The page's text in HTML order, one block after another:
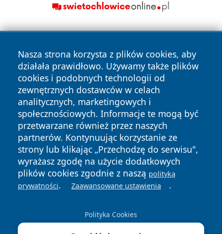
Nasza strona korzysta z plików cookies, aby
działała prawidłowo. Używamy także plików
cookies i podobnych technologii od
zewnętrznych dostawców w celach
analitycznych, marketingowych i
społecznościowych. Informacje te mogą być
przetwarzane również przez naszych
partnerów. Kontynuując korzystanie ze
strony lub klikając „Przechodzę do serwisu",
wyrażasz zgodę na użycie dodatkowych
plików cookies zgodnie z naszą polityką
prywatności. Zaawansowane ustawienia .
Polityka Cookies
Copyright © 2026 wiadomosciplock.pl Wszystkie prawa
zastrzeżone.
News Autorzy
Polityka
Prywatności
Polityka
Cookies